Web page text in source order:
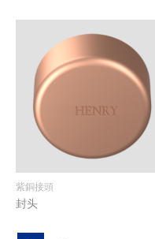
紫銅接頭
封头